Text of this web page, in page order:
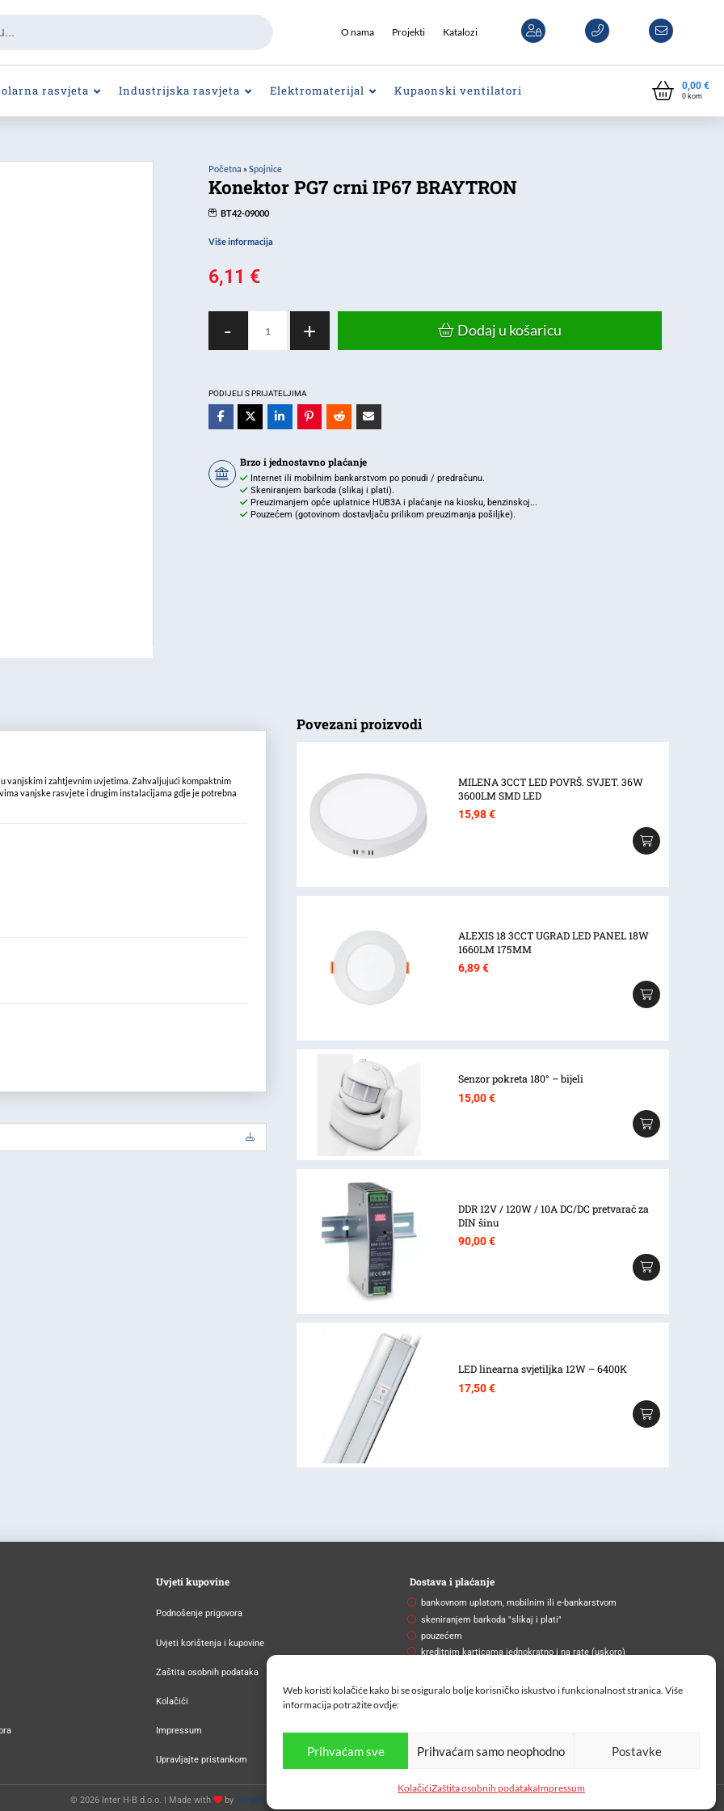
Web koristi kolačiće kako bi se osiguralo bolje korisničko iskustvo i funkcionalnost stranica. Više
informacija potražiteovdje:
Prihvaćam sve Prihvaćam samo neophodno Postavke
KolačićiZaštita osobnih podatakaImpressum
O nama Projekti Katalozi
rasvjeta Industrijska rasvjeta Elektromaterijal Kupaonski ventilatori 0,00 €
0kom
Početna »Spojnice
Konektor PG7 crni IP67 BRAYTRON
BT42-09000
Više informacija
6,11 €
-
PG7
BRAYTRON
količina
+ Dodaj u košaricu
PODIJELI S PRIJATELJIMA
Brzo i jednostavno plaćanje
Internet ili mobilnim bankarstvom po ponudi / predračunu.
Skeniranjem barkoda (slikaj i plati).
Preuzimanjem opće uplatnice HUB3A i plaćanje na kiosku, benzinskoj...
Pouzećem (gotovinom dostavljaču prilikom preuzimanja pošiljke).
vanjskim i zahtjevnim uvjetima. Zahvaljujući kompaktnim
vanjske rasvjete i drugim instalacijama gdje je potrebna
Povezani proizvodi
MILENA 3CCT LED POVRŠ. SVJET. 36W
3600LM SMD LED
15,98€
ALEXIS 18 3CCT UGRAD LED PANEL 18W
1660LM 175MM
6,89€
Senzor pokreta 180° – bijeli
15,00€
DDR 12V / 120W / 10A DC/DC pretvarač za
DIN šinu
90,00€
LED linearna svjetiljka 12W – 6400K
17,50€
Uvjeti kupovine
Podnošenje prigovora
Uvjeti korištenja i kupovine
Zaštita osobnih podataka
Kolačići
Impressum
Upravljajte pristankom
Dostava i plaćanje
bankovnom uplatom, mobilnim ili e-bankarstvom
skeniranjem barkoda "slikaj i plati"
pouzećem
kreditnim karticama jednokratno i na rate (uskoro)
Na vašu adresu ili na paketomat.
© 2026 Inter H-B d.o.o. | Made with by Ponuda za pet